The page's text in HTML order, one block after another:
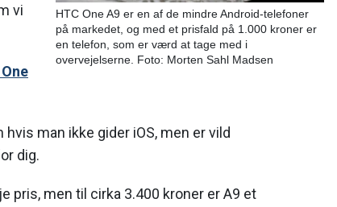
HTC One A9 er en af de mindre Android-telefoner
på markedet, og med et prisfald på 1.000 kroner er
en telefon, som er værd at tage med i
overvejelserne. Foto: Morten Sahl Madsen
vi
man ikke gider iOS, men er vild
dig.
pris, men til cirka 3.400 kroner er A9 et